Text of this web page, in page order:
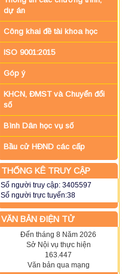
dự án
Công khai đề tài khoa học
ISO 9001:2015
Góp ý
KHCN, ĐMST và Chuyển đổi
số
Bình Dân học vụ số
Bầu cử HĐND các cấp
THỐNG KÊ TRUY CẬP
Số người truy cập: 3405597
Số người trực tuyến:38
VĂN BẢN ĐIỆN TỬ
Đến tháng 8 Năm 2026
Sở Nội vụ thực hiện
163.447
Văn bản qua mạng